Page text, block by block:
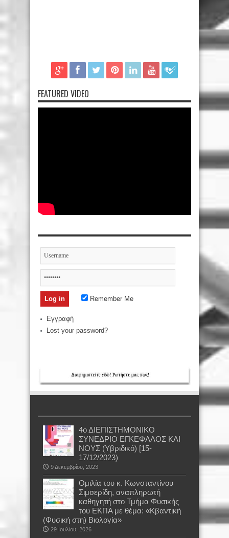
FEATURED VIDEO
Remember Me
Εγγραφή
Lost your password?
4ο ΔΙΕΠΙΣΤΗΜΟΝΙΚΟ
ΣΥΝΕΔΡΙΟ ΕΓΚΕΦΑΛΟΣ ΚΑΙ
ΝΟΥΣ (Υβριδικό) [15-
17/12/2023)
9 Δεκεμβρίου, 2023
Oμιλία του κ. Κωνσταντίνου
Σιμσερίδη, αναπληρωτή
καθηγητή στο Τμήμα Φυσικής
του ΕΚΠΑ με θέμα: «Κβαντική
(Φυσική στη) Βιολογία»
29 Ιουλίου, 2026